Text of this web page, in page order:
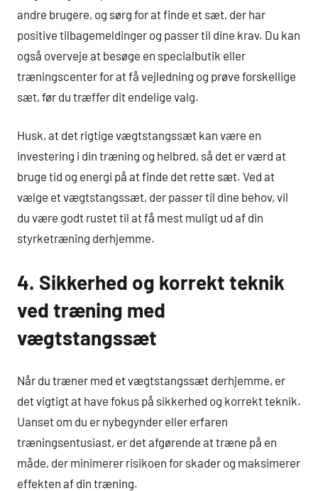
andre brugere, og sørg for at finde et sæt, der har
positive tilbagemeldinger og passer til dine krav. Du kan
også overveje at besøge en specialbutik eller
træningscenter for at få vejledning og prøve forskellige
sæt, før du træffer dit endelige valg.
Husk, at det rigtige vægtstangssæt kan være en
investering i din træning og helbred, så det er værd at
bruge tid og energi på at finde det rette sæt. Ved at
vælge et vægtstangssæt, der passer til dine behov, vil
du være godt rustet til at få mest muligt ud af din
styrketræning derhjemme.
4. Sikkerhed og korrekt teknik
ved træning med
vægtstangssæt
Når du træner med et vægtstangssæt derhjemme, er
det vigtigt at have fokus på sikkerhed og korrekt teknik.
Uanset om du er nybegynder eller erfaren
træningsentusiast, er det afgørende at træne på en
måde, der minimerer risikoen for skader og maksimerer
effekten af din træning.